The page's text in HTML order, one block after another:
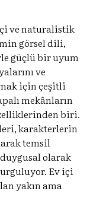
ve naturalistik
görsel dili,
güçlü bir uyum
ve
için çeşitli
mekânların
biri.
karakterlerin
temsil
olarak
Ev içi
yakın ama